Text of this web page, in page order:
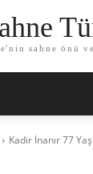
sahne önü
Kadir İnanır 77